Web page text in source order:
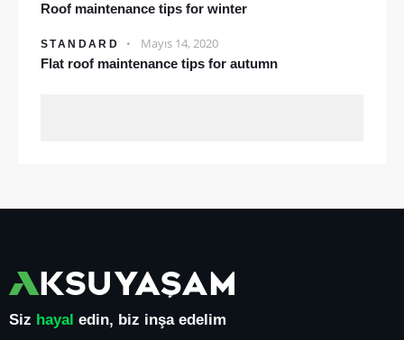
Roof maintenance tips for winter
STANDARD Mayıs 14, 2020
Flat roof maintenance tips for autumn
Siz hayal edin, biz inşa edelim